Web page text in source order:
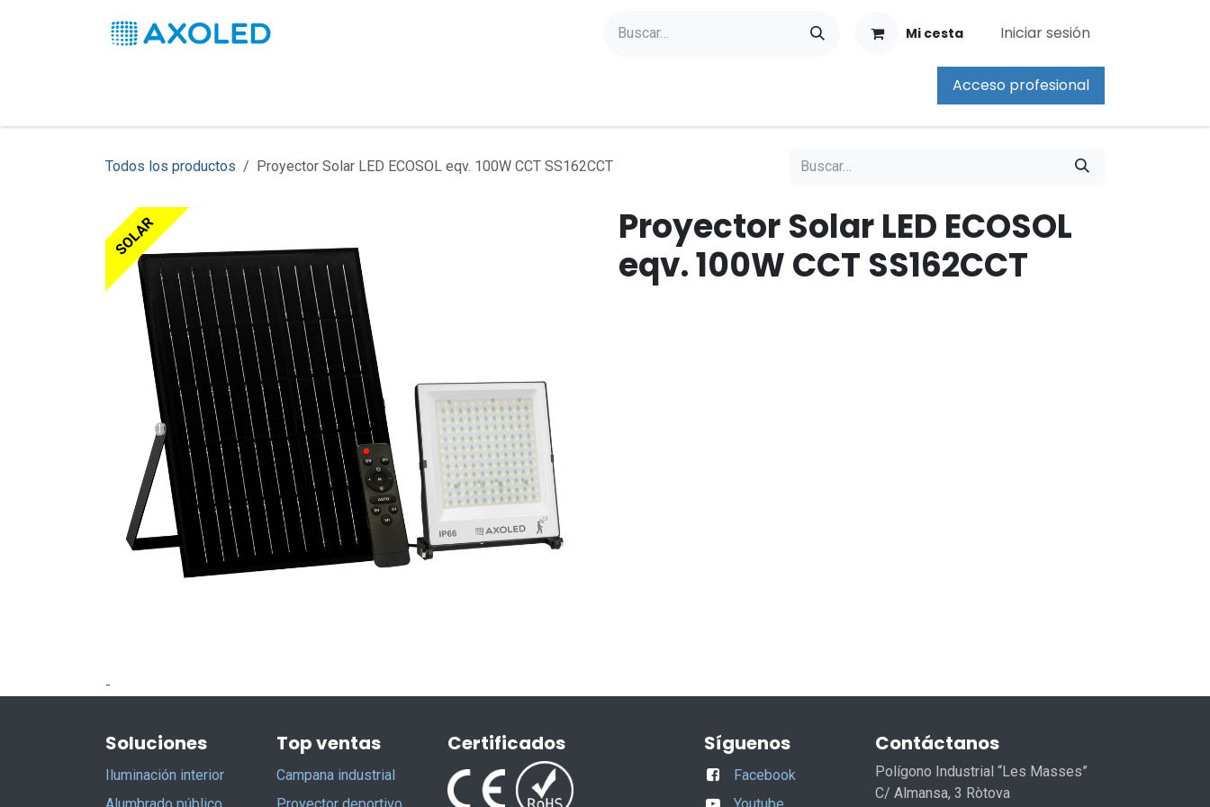
Mi cesta Iniciar sesión
Acceso profesional
Todos los productos Proyector Solar LED ECOSOL eqv. 100W CCT SS162CCT
SOLAR
Proyector Solar LED ECOSOL
eqv. 100W CCT SS162CCT
-
Soluciones
Iluminación interior
Top ventas
Campana industrial
Certificados Síguenos
Facebook
Contáctanos
Polígono Industrial “Les Masses”
C/ Almansa, 3 Ròtova